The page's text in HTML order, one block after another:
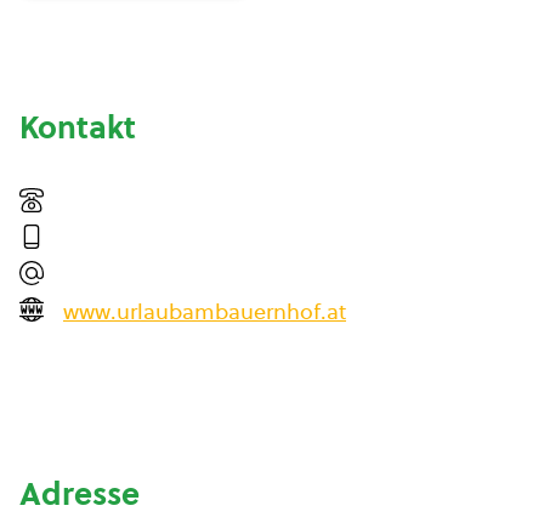
Kontakt
www.urlaubambauernhof.at
Adresse